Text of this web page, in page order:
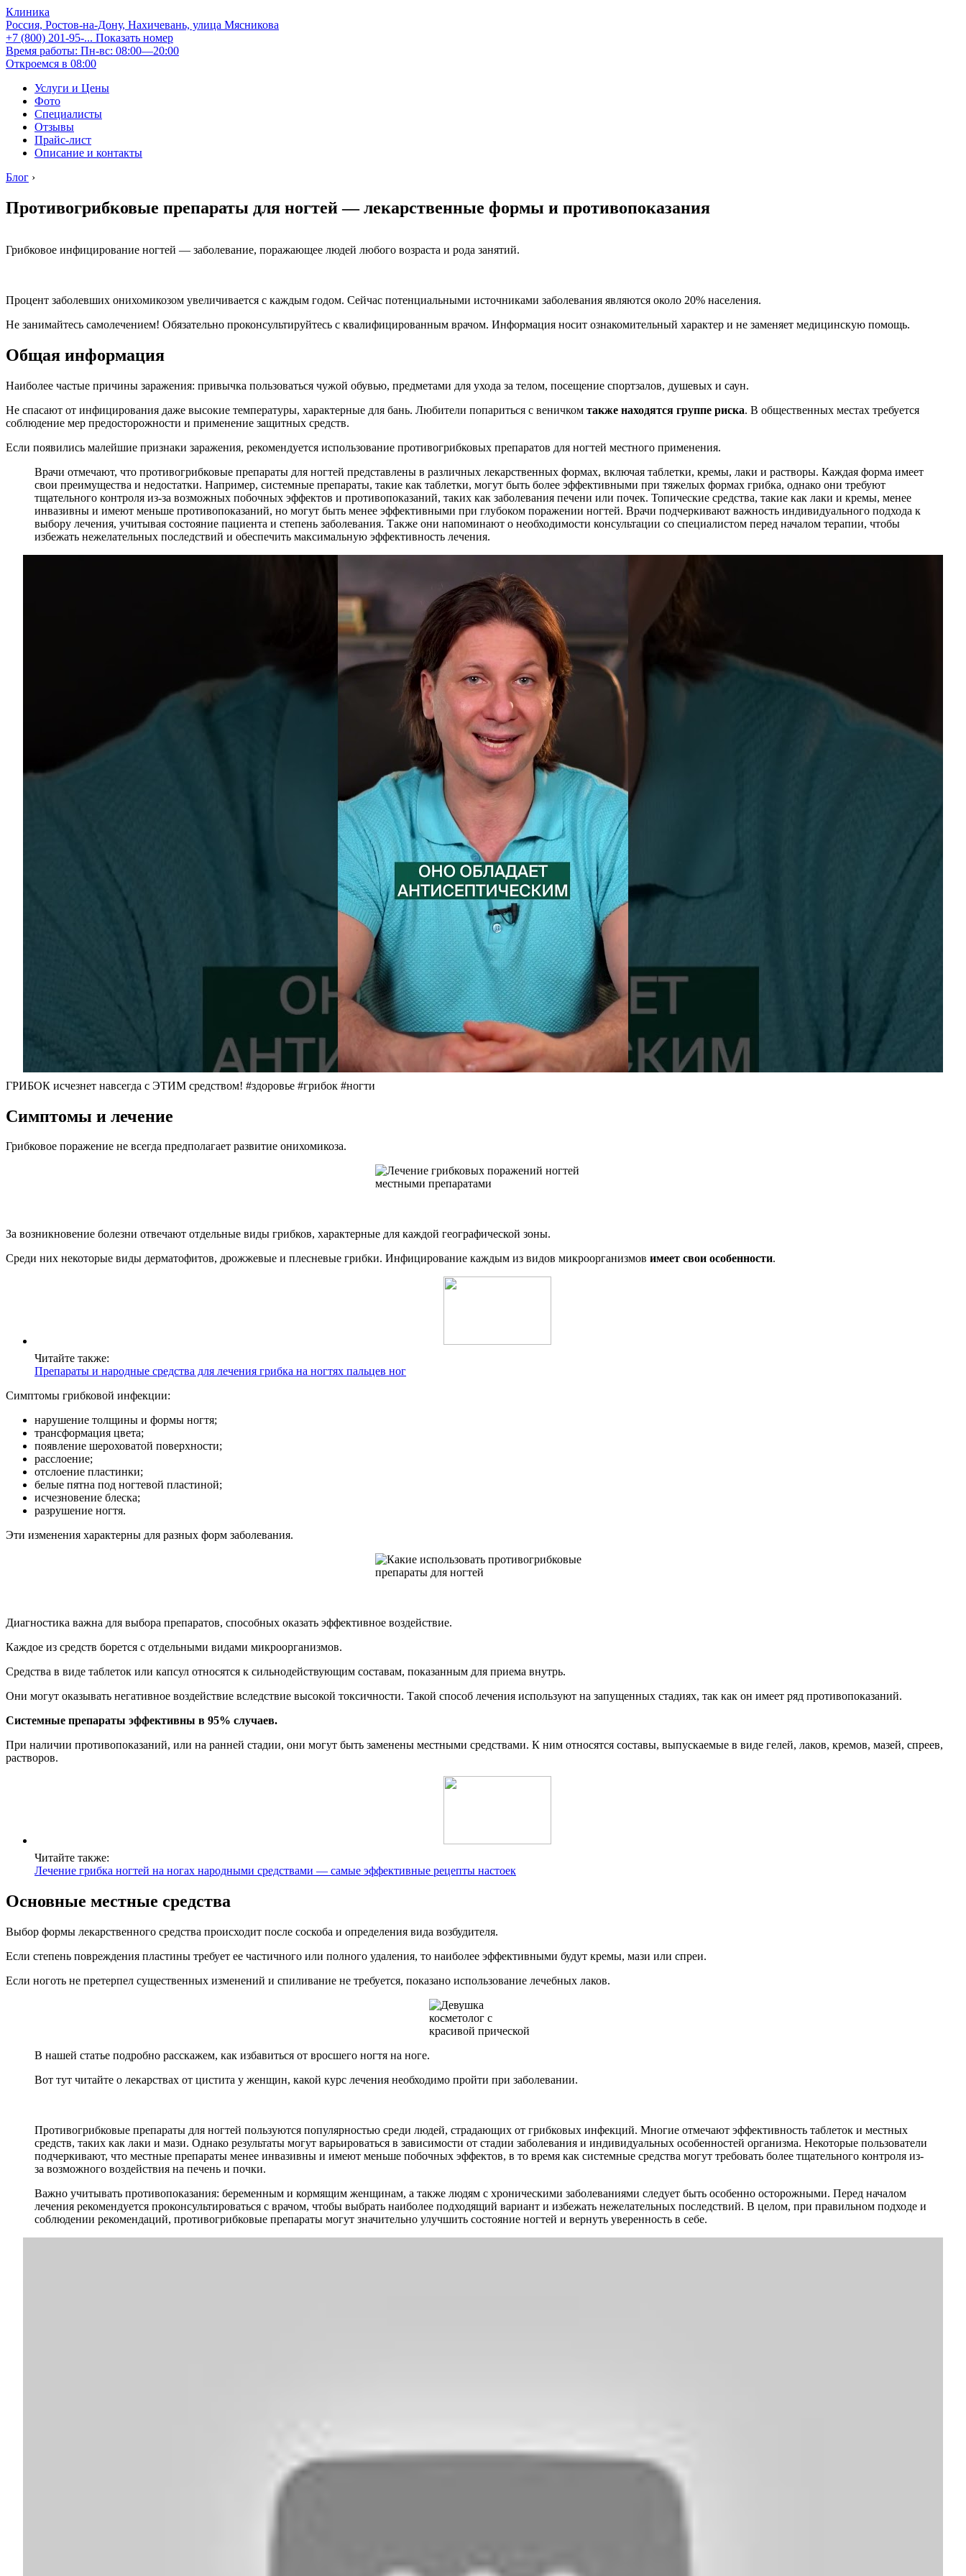
Клиника
Россия, Ростов-на-Дону, Нахичевань, улица Мясникова
+7 (800) 201-95-... Показать номер
Время работы: Пн-вс: 08:00—20:00
Откроемся в 08:00
Услуги и Цены
Фото
Специалисты
Отзывы
Прайс-лист
Описание и контакты
Блог ›
Противогрибковые препараты для ногтей — лекарственные формы и противопоказания
Грибковое инфицирование ногтей — заболевание, поражающее людей любого возраста и рода занятий.
Процент заболевших онихомикозом увеличивается с каждым годом. Сейчас потенциальными источниками заболевания являются около 20% населения.
Не занимайтесь самолечением! Обязательно проконсультируйтесь с квалифицированным врачом. Информация носит ознакомительный характер и не заменяет медицинскую помощь.
Общая информация
Наиболее частые причины заражения: привычка пользоваться чужой обувью, предметами для ухода за телом, посещение спортзалов, душевых и саун.
Не спасают от инфицирования даже высокие температуры, характерные для бань. Любители попариться с веничком также находятся группе риска. В общественных местах требуется
соблюдение мер предосторожности и применение защитных средств.
Если появились малейшие признаки заражения, рекомендуется использование противогрибковых препаратов для ногтей местного применения.
Врачи отмечают, что противогрибковые препараты для ногтей представлены в различных лекарственных формах, включая таблетки, кремы, лаки и растворы. Каждая форма имеет
свои преимущества и недостатки. Например, системные препараты, такие как таблетки, могут быть более эффективными при тяжелых формах грибка, однако они требуют
тщательного контроля из-за возможных побочных эффектов и противопоказаний, таких как заболевания печени или почек. Топические средства, такие как лаки и кремы, менее
инвазивны и имеют меньше противопоказаний, но могут быть менее эффективными при глубоком поражении ногтей. Врачи подчеркивают важность индивидуального подхода к
выбору лечения, учитывая состояние пациента и степень заболевания. Также они напоминают о необходимости консультации со специалистом перед началом терапии, чтобы
избежать нежелательных последствий и обеспечить максимальную эффективность лечения.
ГРИБОК исчезнет навсегда с ЭТИМ средством! #здоровье #грибок #ногти
Симптомы и лечение
Грибковое поражение не всегда предполагает развитие онихомикоза.
За возникновение болезни отвечают отдельные виды грибков, характерные для каждой географической зоны.
Среди них некоторые виды дерматофитов, дрожжевые и плесневые грибки. Инфицирование каждым из видов микроорганизмов имеет свои особенности.
Читайте также:
Препараты и народные средства для лечения грибка на ногтях пальцев ног
Симптомы грибковой инфекции:
нарушение толщины и формы ногтя;
трансформация цвета;
появление шероховатой поверхности;
расслоение;
отслоение пластинки;
белые пятна под ногтевой пластиной;
исчезновение блеска;
разрушение ногтя.
Эти изменения характерны для разных форм заболевания.
Диагностика важна для выбора препаратов, способных оказать эффективное воздействие.
Каждое из средств борется с отдельными видами микроорганизмов.
Средства в виде таблеток или капсул относятся к сильнодействующим составам, показанным для приема внутрь.
Они могут оказывать негативное воздействие вследствие высокой токсичности. Такой способ лечения используют на запущенных стадиях, так как он имеет ряд противопоказаний.
Системные препараты эффективны в 95% случаев.
При наличии противопоказаний, или на ранней стадии, они могут быть заменены местными средствами. К ним относятся составы, выпускаемые в виде гелей, лаков, кремов, мазей, спреев,
растворов.
Читайте также:
Лечение грибка ногтей на ногах народными средствами — самые эффективные рецепты настоек
Основные местные средства
Выбор формы лекарственного средства происходит после соскоба и определения вида возбудителя.
Если степень повреждения пластины требует ее частичного или полного удаления, то наиболее эффективными будут кремы, мази или спреи.
Если ноготь не претерпел существенных изменений и спиливание не требуется, показано использование лечебных лаков.
В нашей статье подробно расскажем, как избавиться от вросшего ногтя на ноге.
Вот тут читайте о лекарствах от цистита у женщин, какой курс лечения необходимо пройти при заболевании.
Противогрибковые препараты для ногтей пользуются популярностью среди людей, страдающих от грибковых инфекций. Многие отмечают эффективность таблеток и местных
средств, таких как лаки и мази. Однако результаты могут варьироваться в зависимости от стадии заболевания и индивидуальных особенностей организма. Некоторые пользователи
подчеркивают, что местные препараты менее инвазивны и имеют меньше побочных эффектов, в то время как системные средства могут требовать более тщательного контроля из-
за возможного воздействия на печень и почки.
Важно учитывать противопоказания: беременным и кормящим женщинам, а также людям с хроническими заболеваниями следует быть особенно осторожными. Перед началом
лечения рекомендуется проконсультироваться с врачом, чтобы выбрать наиболее подходящий вариант и избежать нежелательных последствий. В целом, при правильном подходе и
соблюдении рекомендаций, противогрибковые препараты могут значительно улучшить состояние ногтей и вернуть уверенность в себе.